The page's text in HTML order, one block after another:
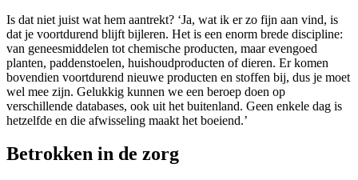
Is dat niet juist wat hem aantrekt? ‘Ja, wat ik er zo fijn aan vind, is
dat je voortdurend blijft bijleren. Het is een enorm brede discipline:
van geneesmiddelen tot chemische producten, maar evengoed
planten, paddenstoelen, huishoudproducten of dieren. Er komen
bovendien voortdurend nieuwe producten en stoffen bij, dus je moet
wel mee zijn. Gelukkig kunnen we een beroep doen op
verschillende databases, ook uit het buitenland. Geen enkele dag is
hetzelfde en die afwisseling maakt het boeiend.’
Betrokken in de zorg